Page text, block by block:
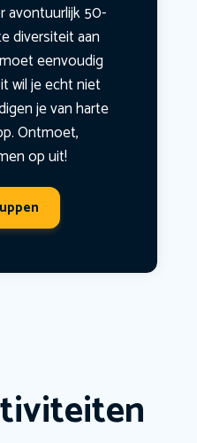
avontuurlijk 50-
diversiteit aan
eenvoudig
wil je echt niet
je van harte
Ontmoet,
op uit!